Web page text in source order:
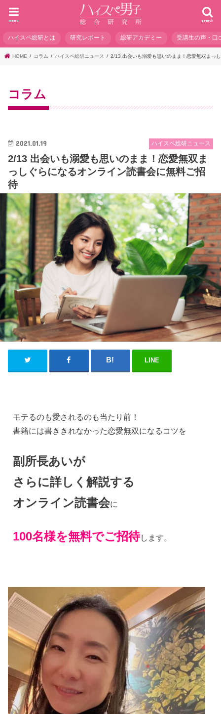
search
menu
ハイスペ総研とは 研究レポート 総研アカデミー 受講生の声・口
HOME コラム ハイスペ総研ニュース 2/13 出会いも溺愛も思いのまま！恋愛無双まっ
コラム
ハイスペ総研ニュース
2021.01.19
2/13 出会いも溺愛も思いのまま！恋愛無双ま
っしぐらになるオンライン読書会に無料ご招
待
LINE
モテるのも愛されるのも当たり前！
書籍には書ききれなかった恋愛無双になるコツを
副所長あいが
さらに詳しく解説する
オンライン読書会に
100名様を無料でご招待します。